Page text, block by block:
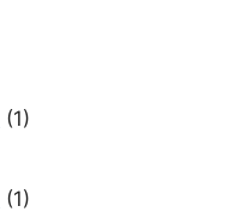
(1)
(1)